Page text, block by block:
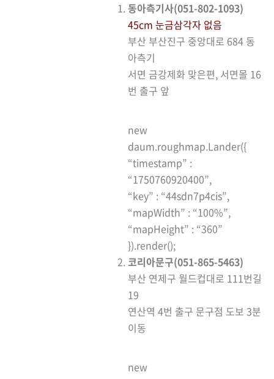
동아측기사(051-802-1093)
45cm 눈금삼각자 없음
부산 부산진구 중앙대로 684 동
아측기
서면 금강제화 맞은편, 서면몰 16
번 출구 앞
new
daum.roughmap.Lander({
“timestamp” :
“1750760920400”,
“key” : “44sdn7p4cis”,
“mapWidth” : “100%”,
“mapHeight” : “360”
}).render();
코리아문구(051-865-5463)
부산 연제구 월드컵대로 111번길
19
연산역 4번 출구 문구점 도보 3분
이동
new